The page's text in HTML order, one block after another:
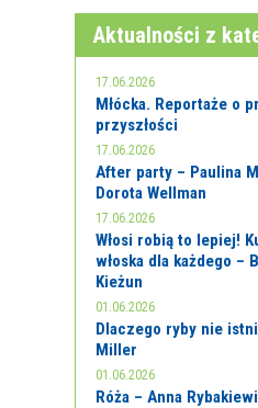
Aktualności z
17.06.2026
Młócka. Reportaże o
przyszłości
17.06.2026
After party – Paulina
Dorota Wellman
17.06.2026
Włosi robią to lepiej!
włoska dla każdego –
Kieżun
01.06.2026
Dlaczego ryby nie
Miller
01.06.2026
Róża – Anna